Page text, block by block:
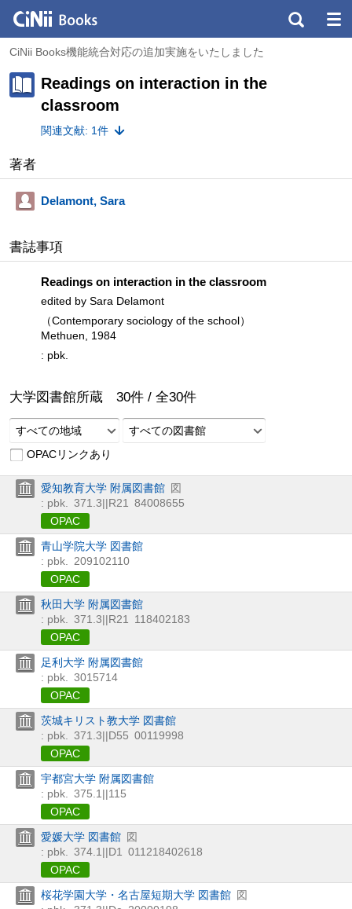
CiNii Books機能統合対応の追加実施をいたしました
Readings on interaction in the
classroom
関連文献: 1件
著者
Delamont, Sara
書誌事項
Readings on interaction in the classroom
edited by Sara Delamont
（Contemporary sociology of the school）
Methuen, 1984
: pbk.
大学図書館所蔵 30件 / 全30件
すべての地域
すべての図書館
OPACリンクあり
愛知教育大学 附属図書館 図
: pbk.
371.3||R21
84008655
OPAC
青山学院大学 図書館
: pbk.
209102110
OPAC
秋田大学 附属図書館
: pbk.
371.3||R21
118402183
OPAC
足利大学 附属図書館
: pbk.
3015714
OPAC
茨城キリスト教大学 図書館
: pbk.
371.3||D55 00119998
OPAC
宇都宮大学 附属図書館
: pbk.
375.1||115
OPAC
愛媛大学 図書館 図
: pbk.
374.1||D1
011218402618
OPAC
桜花学園大学・名古屋短期大学 図書館 図